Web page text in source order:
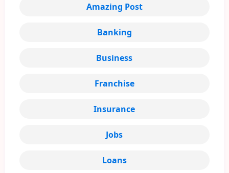
Amazing Post
Banking
Business
Franchise
Insurance
Jobs
Loans